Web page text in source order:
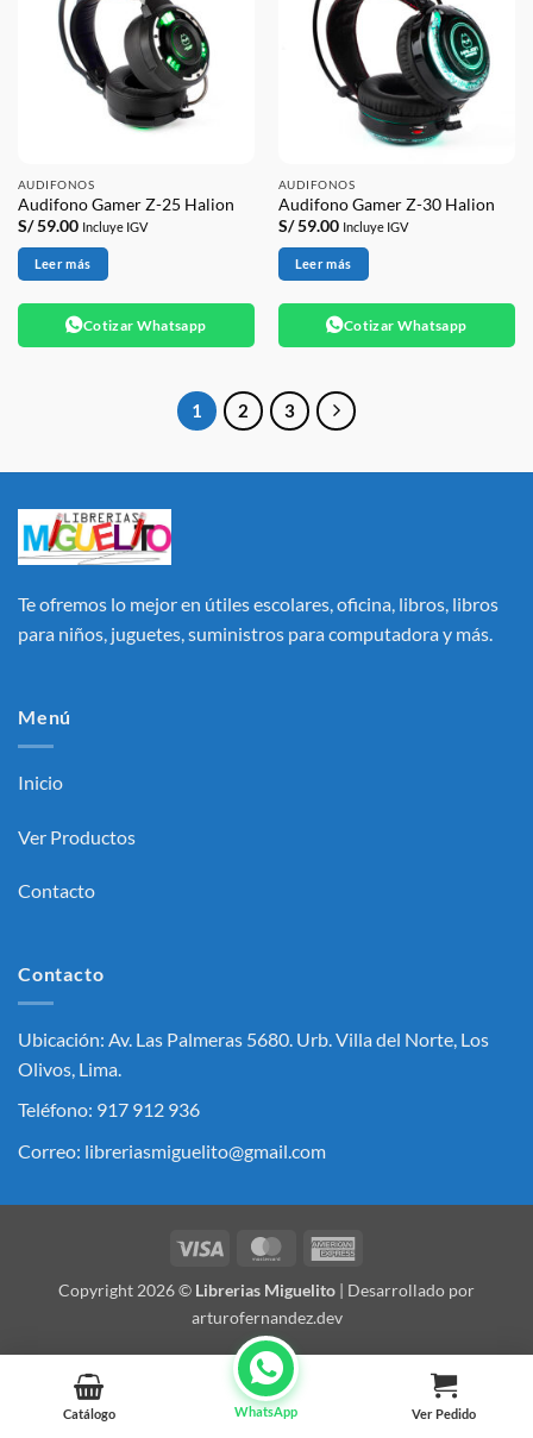
AUDIFONOS
Audifono Gamer Z-25 Halion
S/59.00 Incluye IGV
Leer más
Cotizar Whatsapp
AUDIFONOS
Audifono Gamer Z-30 Halion
S/59.00 Incluye IGV
Leer más
Cotizar Whatsapp
1 2 3
Te ofremos lo mejor en útiles escolares, oficina, libros, libros
para niños, juguetes, suministros para computadora y más.
Menú
Inicio
Ver Productos
Contacto
Contacto
Ubicación: Av. Las Palmeras 5680. Urb. Villa del Norte, Los
Olivos, Lima.
Teléfono: 917 912 936
Correo: libreriasmiguelito@gmail.com
Catálogo WhatsApp Ver Pedido
Visa MasterCard
Copyright 2026 © Librerias Miguelito | Desarrollado por
arturofernandez.dev